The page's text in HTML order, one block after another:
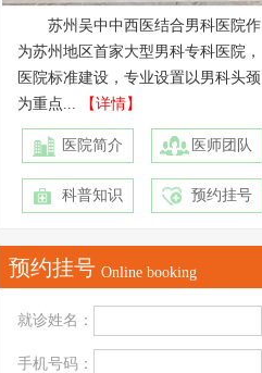
苏州吴中中西医结合男科医院作
为苏州地区首家大型男科专科医院，
医院标准建设，专业设置以男科头颈
为重点...
【详情】
医院简介 医师团队
科普知识 预约挂号
预约挂号 Online booking
就诊姓名：
手机号码：